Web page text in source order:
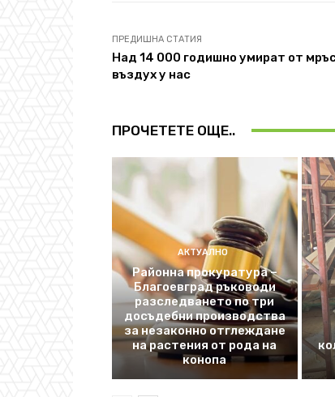
ПРЕДИШНА СТАТИЯ
Над 14 000 годишно умират от
въздух у нас
ПРОЧЕТЕТЕ ОЩЕ..
АКТУАЛНО
Районна прокуратура –
Благоевград ръководи
разследването по три
досъдебни производства
за незаконно отглеждане
на растения от рода на
конопа